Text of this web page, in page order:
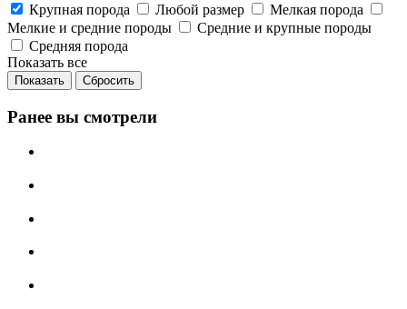
Крупная порода
Любой размер
Мелкая порода
Мелкие и средние породы
Средние и крупные породы
Средняя порода
Показать все
Сбросить
Ранее вы смотрели